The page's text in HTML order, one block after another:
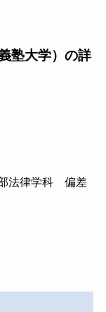
塾大学）の詳
法律学科 偏差